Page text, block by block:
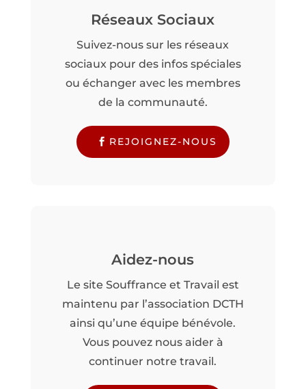
Réseaux Sociaux
Suivez-nous sur les réseaux
sociaux pour des infos spéciales
ou échanger avec les membres
de la communauté.
REJOIGNEZ-NOUS
Aidez-nous
Le site Souffrance et Travail est
maintenu par l’association DCTH
ainsi qu’une équipe bénévole.
Vous pouvez nous aider à
continuer notre travail.